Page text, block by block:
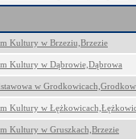
Kultury w Brzeziu,Brzezie
Kultury w Dąbrowie,Dąbrowa
w
Kultury w
Kultury w Gruszkach,Brzezie